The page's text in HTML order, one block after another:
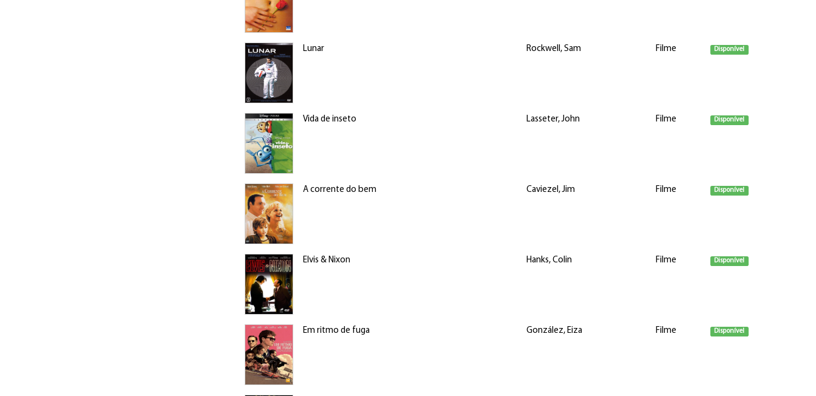
Lunar Rockwell, Sam Filme Disponível
Vida de inseto Lasseter, John Filme Disponível
A corrente do bem Caviezel, Jim Filme Disponível
Elvis & Nixon Hanks, Colin Filme Disponível
Em ritmo de fuga González, Eiza Filme Disponível